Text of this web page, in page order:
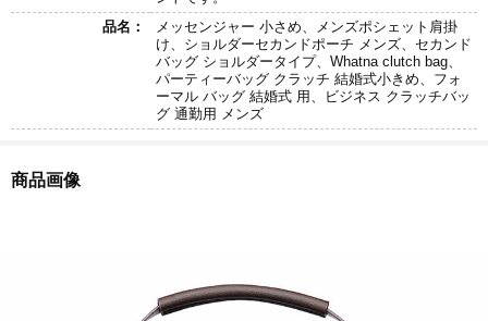
品名：
メッセンジャー 小さめ、メンズポシェット肩掛
け、ショルダーセカンドポーチ メンズ、セカンド
バッグ ショルダータイプ、Whatna clutch bag、
パーティーバッグ クラッチ 結婚式小きめ、フォ
ーマル バッグ 結婚式 用、ビジネス クラッチバッ
グ 通勤用 メンズ
商品画像